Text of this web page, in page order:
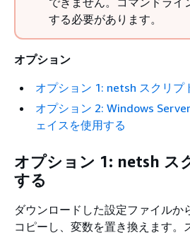
する必要があります。
オプション
オプション 1: netsh スクリプ
オプション 2: Windows
ェイスを使用する
オプション 1: netsh ス
する
ダウンロードした設定ファイルか
コピーし、変数を置き換えます。